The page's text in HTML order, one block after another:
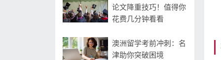
论文降重技巧！值得你
花费几分钟看看
澳洲留学考前冲刺：名
津助你突破困境